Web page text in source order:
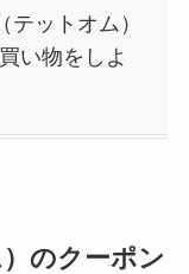
テットオム）
い物をしよ
のクーポン